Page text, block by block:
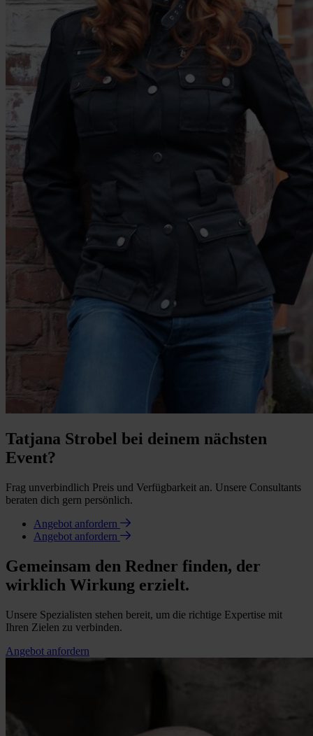
Tatjana Strobel bei deinem nächsten
Event?
Frag unverbindlich Preis und Verfügbarkeit an. Unsere Consultants
beraten dich gern persönlich.
Angebot anfordern
Angebot anfordern
Gemeinsam den Redner finden, der
wirklich Wirkung erzielt.
Unsere Spezialisten stehen bereit, um die richtige Expertise mit
Ihren Zielen zu verbinden.
Angebot anfordern